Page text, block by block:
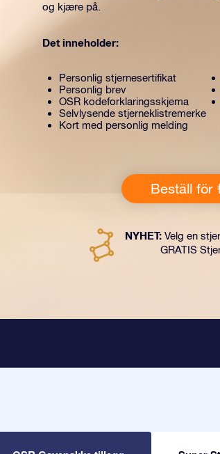
og kjære på.
Det inneholder:
Personlig stjernesertifikat
Personlig brev
OSR kodeforklaringsskjema
Selvlysende stjerneklistremerke
Kort med personlig melding
Beställ för
NYHET: Velg en
GRATIS